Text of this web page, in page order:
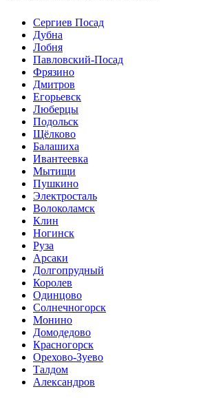
Сергиев Посад
Дубна
Лобня
Павловский-Посад
Фрязино
Дмитров
Егорьевск
Люберцы
Подольск
Щёлково
Балашиха
Ивантеевка
Мытищи
Пушкино
Электросталь
Волоколамск
Клин
Ногинск
Руза
Арсаки
Долгопрудный
Королев
Одинцово
Солнечногорск
Монино
Домодедово
Красногорск
Орехово-Зуево
Талдом
Александров